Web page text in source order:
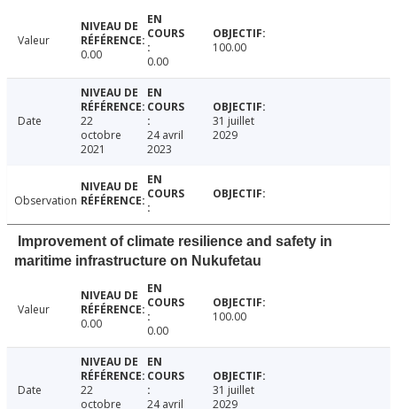
Valeur
0.00
0.00
100.00
Date
22
octobre
2021
24 avril
2023
31 juillet
2029
Observation
Improvement of climate resilience and safety in
maritime infrastructure on Nukufetau
Valeur
0.00
0.00
100.00
Date
22
octobre
24 avril
31 juillet
2029